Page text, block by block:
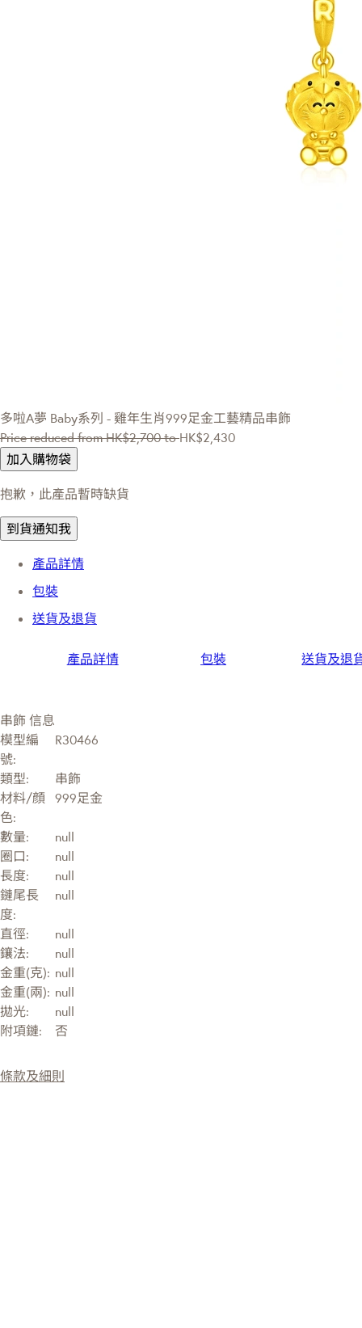
多啦A夢 Baby系列 - 雞年生肖999足金工藝精品串飾
Price reduced fromHK$2,700 toHK$2,430
加入購物袋
抱歉，此產品暫時缺貨
到貨通知我
產品詳情
包裝
送貨及退貨
產品詳情 包裝 送貨及退
串飾 信息
模型編
號:
R30466
類型:
串飾
材料/顔
色:
999足金
數量:
null
圈口:
null
長度:
null
鏈尾長
度:
null
直徑:
null
鑲法:
null
金重(克): null
金重(兩): null
拋光:
null
附項鏈:
否
條款及細則